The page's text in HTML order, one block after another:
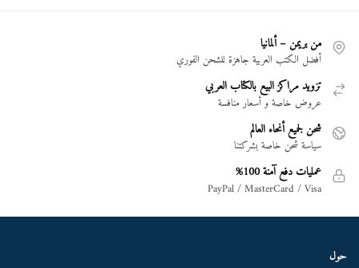
من بريمن – ألمانيا
أفضل الكتب العربية جاهزة للشحن الفوري
تزويد مراكز البيع بالكتاب العربي
عروض خاصة و أسعار منافسة
شحن لجميع أنحاء العالم
سياسة شحن خاصة بشركتنا
عمليات دفع آمنة 100%
PayPal / MasterCard / Visa
حول